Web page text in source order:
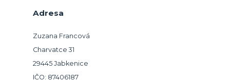
Adresa
Zuzana Francová
Charvatce 31
29445 Jabkenice
IČO: 87406187